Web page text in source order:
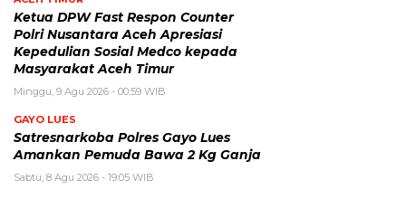
Ketua DPW Fast Respon Counter
Polri Nusantara Aceh Apresiasi
Kepedulian Sosial Medco kepada
Masyarakat Aceh Timur
Minggu, 9 Agu 2026 - 00:59 WIB
GAYO LUES
Satresnarkoba Polres Gayo Lues
Amankan Pemuda Bawa 2 Kg Ganja
Sabtu, 8 Agu 2026 - 19:05 WIB